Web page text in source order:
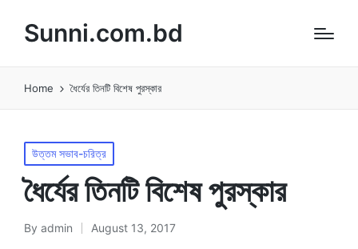
Sunni.com.bd
Home ধৈর্যের তিনটি বিশেষ পুরস্কার
Posted
in
উত্তম সভাব-চরিত্র
ধৈর্যের তিনটি বিশেষ পুরস্কার
Posted
By admin August 13, 2017